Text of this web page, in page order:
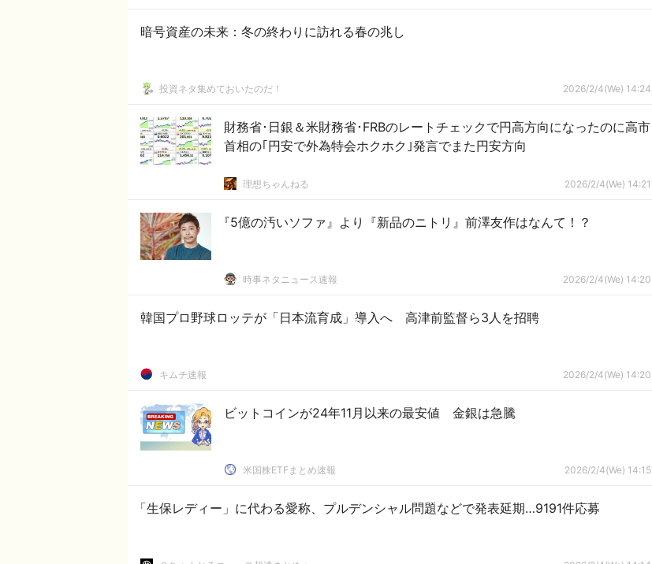
暗号資産の未来：冬の終わりに訪れる春の兆し
投資ネタ集めておいたのだ！ 2026/2/4(We) 14:24
財務省･日銀＆米財務省･FRBのレートチェックで円高方向になったのに高市
首相の｢円安で外為特会ホクホク｣発言でまた円安方向
理想ちゃんねる 2026/2/4(We) 14:21
『5億の汚いソファ』より『新品のニトリ』前澤友作はなんて！？
時事ネタニュース速報 2026/2/4(We) 14:20
韓国プロ野球ロッテが「日本流育成」導入へ 高津前監督ら3人を招聘
キムチ速報 2026/2/4(We) 14:20
ビットコインが24年11月以来の最安値 金銀は急騰
米国株ETFまとめ速報 2026/2/4(We) 14:15
「生保レディー」に代わる愛称、プルデンシャル問題などで発表延期…9191件応募